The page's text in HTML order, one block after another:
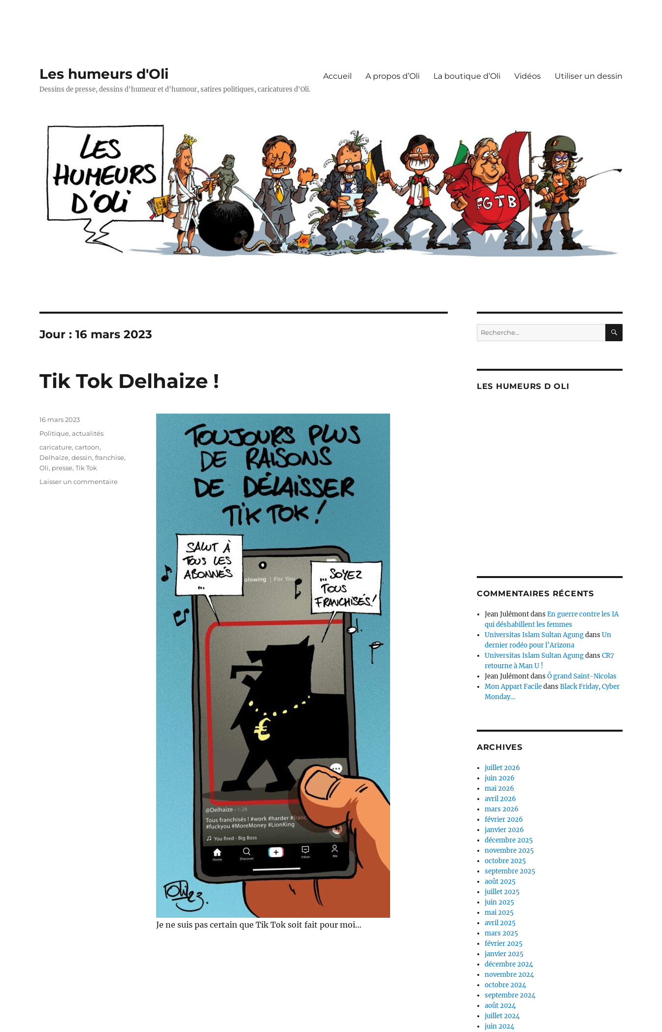
Les humeurs d'Oli
Dessins de presse, dessins d'humeur et d'humour, satires politiques, caricatures d'Oli.
Accueil A propos d’Oli La boutique d’Oli Vidéos Utiliser un dessin
Jour :16 mars 2023
Tik Tok Delhaize !
Je ne suis pas certain que Tik Tok soit fait pour moi…
Publié
16 mars 2023
Catégories
Politique, actualités
Étiquettes
caricature,cartoon,
Delhaize,dessin,franchise,
Oli, presse,Tik Tok
Laisser un commentairesur
Recherche
pour :
LES HUMEURS D OLI
COMMENTAIRES RÉCENTS
Jean JulémontdansEn guerre contre les IA
qui déshabillent les femmes
Universitas Islam Sultan AgungdansUn
dernier rodéo pour l’Arizona
Universitas Islam Sultan AgungdansCR7
retourne à Man U !
Jean JulémontdansÔ grand Saint-Nicolas
Mon Appart FaciledansBlack Friday, Cyber
Monday…
ARCHIVES
juillet 2026
juin 2026
mai 2026
avril 2026
mars 2026
février 2026
janvier 2026
décembre 2025
novembre 2025
octobre 2025
septembre 2025
août 2025
juillet 2025
juin 2025
mai 2025
avril 2025
mars 2025
février 2025
janvier 2025
décembre 2024
novembre 2024
octobre 2024
septembre 2024
août 2024
juillet 2024
juin 2024